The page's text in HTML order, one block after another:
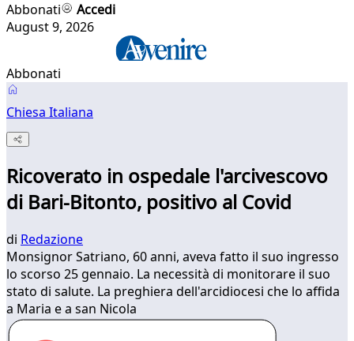
Abbonati
Accedi
August 9, 2026
Abbonati
Chiesa Italiana
Ricoverato in ospedale l'arcivescovo
di Bari-Bitonto, positivo al Covid
di Redazione
Monsignor Satriano, 60 anni, aveva fatto il suo ingresso
lo scorso 25 gennaio. La necessità di monitorare il suo
stato di salute. La preghiera dell'arcidiocesi che lo affida
a Maria e a san Nicola